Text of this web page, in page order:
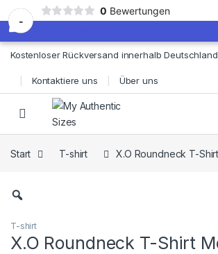
-
0 Bewertungen
Skip to navigation
Skip to content
Kostenloser Rückversand innerhalb
Kontaktiere uns Über uns
Start T-shirt X.O Roundneck T-
T-shirt
X.O Roundneck T-Shirt